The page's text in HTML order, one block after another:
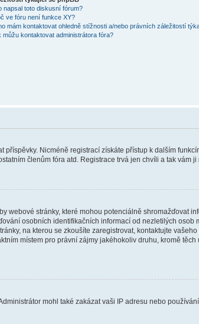
napsal toto diskusní fórum?
ve fóru není funkce XY?
mám kontaktovat ohledně stížnosti a/nebo právních záležitostí
můžu kontaktovat administrátora fóra?
Nicméně registrací získáte přístup k dalším
členům fóra atd. Registrace trvá jen chvíli a tak vám ji
webové stránky, které mohou potenciálně shromažďovat
osobních identifikačních informací od nezletilých osob
na kterou se zkoušíte zaregistrovat, kontaktujte
místem pro právní zájmy jakéhokoliv druhu, kromě těch
mohl také zakázat vaši IP adresu nebo